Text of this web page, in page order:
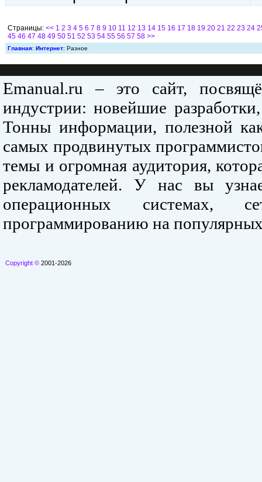
Страницы: << 1 2 3 4 5 6 7 8 9 10 11 12 13 14 15 16 17 18 19 20 21 22 23 24
45 46 47 48 49 50 51 52 53 54 55 56 57 58 >>
Главная: Интернет: Разное
Emanual.ru – это сайт,
индустрии: новейшие
Тонны информации, полезной
самых продвинутых
темы и огромная аудитория,
рекламодателей. У нас вы
операционных системах,
программированию на
Copyright © 2001-2026